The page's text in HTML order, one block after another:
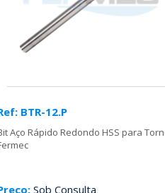
BTR-12.P
Aço Rápido Redondo HSS para
Sob Consulta